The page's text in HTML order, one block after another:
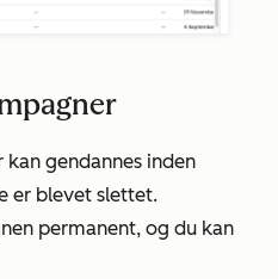
gendannes inden
er blevet slettet.
permanent, og du kan